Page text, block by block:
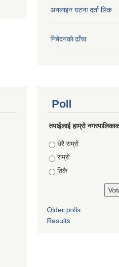
अनलाइन घटना दर्ता लिंक
निबेदनको ढाँचा
Poll
तपाईलाई हाम्रो
Choices
धेरै राम्रो
राम्रो
ठिकै
Older polls
Results